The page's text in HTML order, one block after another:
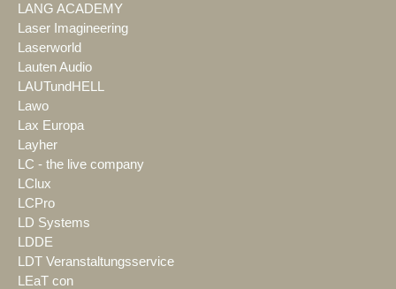
LANG ACADEMY
Laser Imagineering
Laserworld
Lauten Audio
LAUTundHELL
Lawo
Lax Europa
Layher
LC - the live company
LClux
LCPro
LD Systems
LDDE
LDT Veranstaltungsservice
LEaT con